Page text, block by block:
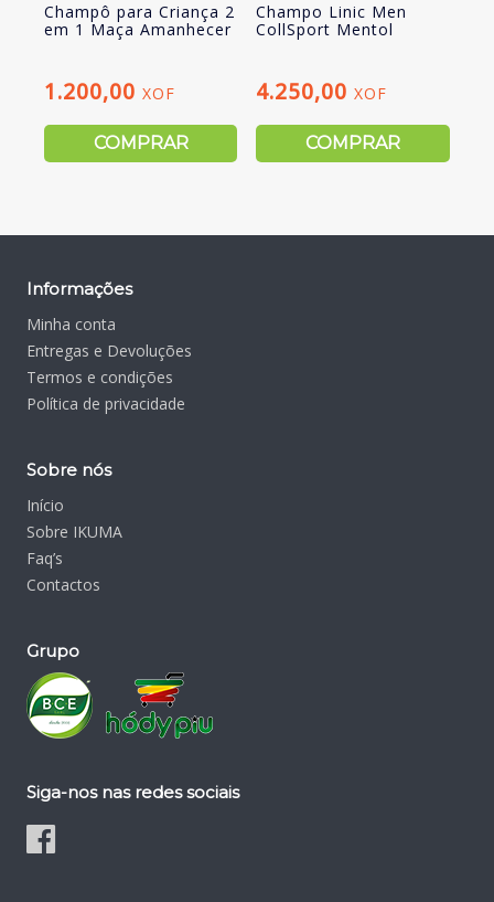
Champô para Criança 2
em 1 Maça Amanhecer
1.200,00 XOF
COMPRAR
Champo Linic Men
CollSport Mentol
4.250,00XOF
COMPRAR
Informações
Minha conta
Entregas e Devoluções
Termos e condições
Política de privacidade
Sobre nós
Início
Sobre IKUMA
Faq’s
Contactos
Grupo
Siga-nos nas redes sociais